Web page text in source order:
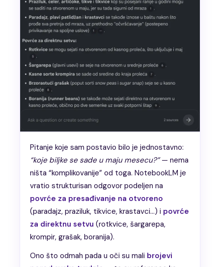
Pitanje koje sam postavio bilo je jednostavno:
“koje biljke se sade u maju mesecu?”— nema
ništa “komplikovanije” od toga. NotebookLM je
vratio strukturisan odgovor podeljen na
povrće za presađivanje na otvoreno
(paradajz, praziluk, tikvice, krastavci…) i povrće
za direktnu setvu (rotkvice, šargarepa,
krompir, grašak, boranija).
Ono što odmah pada u oči su mali brojevi